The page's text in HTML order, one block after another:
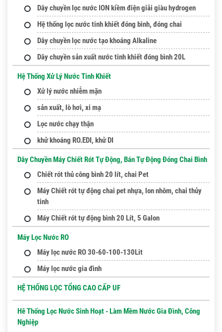
Dây chuyền lọc nước ION kiềm điện giải giàu hydrogen
Hệ thống lọc nước tinh khiết đóng bình, đóng chai
Dây chuyền lọc nước tạo khoáng Alkaline
Dây chuyền sản xuất nước tinh khiết đóng bình 20L
Hệ Thống Xử Lý Nước Tinh Khiết
Xử lý nước nhiễm mặn
sản xuất, lò hơi, xi mạ
Lọc nước chạy thận
khử khoáng RO.EDI, khử DI
Dây Chuyền Máy Chiết Rót Tự Động, Bán Tự Động Đóng Chai Bình
Chiết rót thủ công bình 20 lít, chai Pet
Máy Chiết rót tự động chai pet nhựa, lon nhôm, chai thủy
tinh
Máy Chiết rót tự động bình 20 Lít, 5 Galon
Máy Lọc Nước RO
Máy lọc nước RO 30-60-100-130Lit
Máy lọc nước gia đình
HỆ THỐNG LỌC TỔNG CAO CẤP UF
Hê Thống Lọc Nước Sinh Hoạt - Làm Mềm Nước Gia Đình, Công
Nghiệp